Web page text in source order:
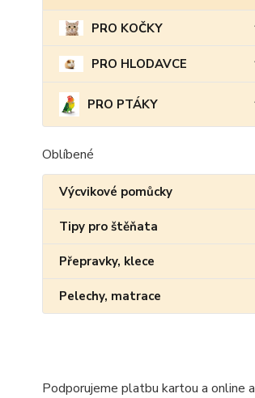
PRO KOČKY
PRO HLODAVCE
PRO PTÁKY
Oblíbené
Výcvikové pomůcky
Tipy pro štěňata
Přepravky, klece
Pelechy, matrace
Podporujeme platbu kartou a online a